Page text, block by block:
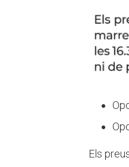
Els